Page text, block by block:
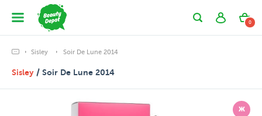
0
Sisley Soir De Lune 2014
Sisley / Soir De Lune 2014
Ж